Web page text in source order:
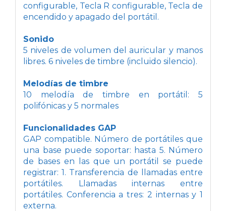
configurable, Tecla R configurable, Tecla de
encendido y apagado del portátil.
Sonido
5 niveles de volumen del auricular y manos
libres. 6 niveles de timbre (incluido silencio).
Melodías de timbre
10 melodía de timbre en portátil: 5
polifónicas y 5 normales
Funcionalidades GAP
GAP compatible. Número de portátiles que
una base puede soportar: hasta 5. Número
de bases en las que un portátil se puede
registrar: 1. Transferencia de llamadas entre
portátiles. Llamadas internas entre
portátiles. Conferencia a tres: 2 internas y 1
externa.